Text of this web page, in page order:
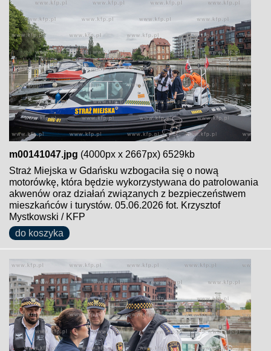
m00141047.jpg (4000px x 2667px) 6529kb
Straż Miejska w Gdańsku wzbogaciła się o nową
motorówkę, która będzie wykorzystywana do patrolowania
akwenów oraz działań związanych z bezpieczeństwem
mieszkańców i turystów. 05.06.2026 fot. Krzysztof
Mystkowski / KFP
do koszyka